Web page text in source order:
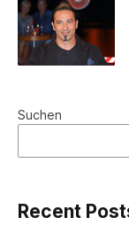
Suchen
Recent